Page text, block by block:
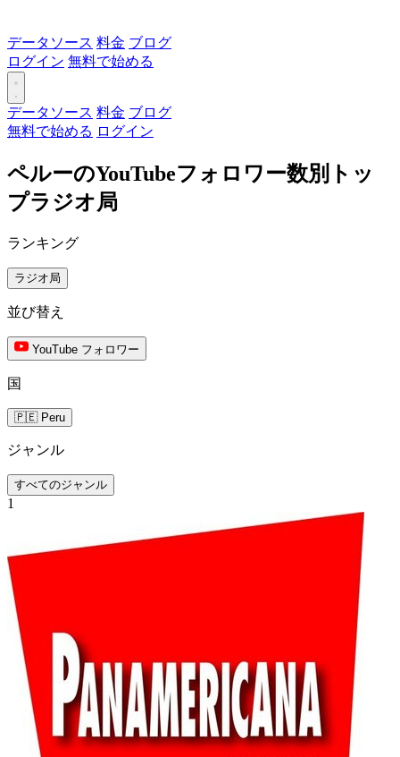
データソース 料金 ブログ
ログイン 無料で始める
データソース 料金 ブログ
無料で始める ログイン
ペルーのYouTubeフォロワー数別トッ
プラジオ局
ランキング
ラジオ局
並び替え
YouTube フォロワー
国
🇵🇪 Peru
ジャンル
すべてのジャンル
1